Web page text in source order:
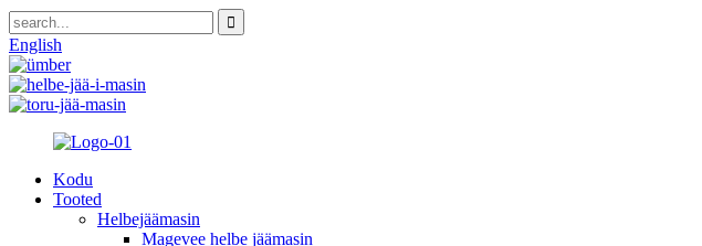
English
Kodu
Tooted
Helbejäämasin
Magevee helbe jäämasin